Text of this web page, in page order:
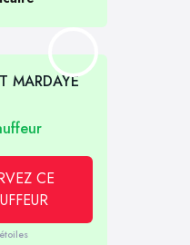
MARDAYE
CE